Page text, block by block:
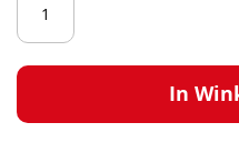
In